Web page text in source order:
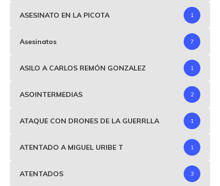
ASESINATO EN LA PICOTA 1
Asesinatos 7
ASILO A CARLOS REMÓN GONZALEZ 1
ASOINTERMEDIAS 2
ATAQUE CON DRONES DE LA GUERRLLA 1
ATENTADO A MIGUEL URIBE T 1
ATENTADOS 3